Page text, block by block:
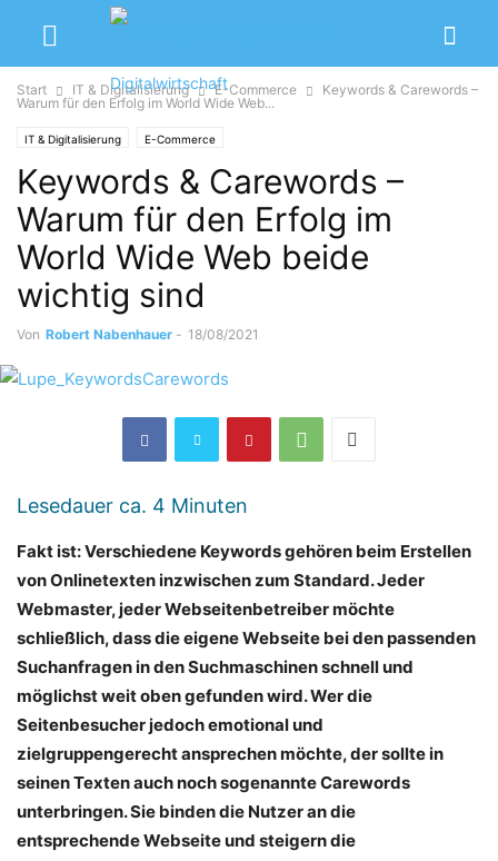
Start IT & Digitalisierung E-Commerce
Keywords & Carewords –
Warum für den Erfolg im World Wide Web...
IT & Digitalisierung E-Commerce
Keywords & Carewords –
Warum für den Erfolg im
World Wide Web beide
wichtig sind
Von Robert Nabenhauer - 18/08/2021
Lesedauer ca. 4 Minuten
Fakt ist: Verschiedene Keywords gehören beim Erstellen
von Onlinetexten inzwischen zum Standard. Jeder
Webmaster, jeder Webseitenbetreiber möchte
schließlich, dass die eigene Webseite bei den passenden
Suchanfragen in den Suchmaschinen schnell und
möglichst weit oben gefunden wird. Wer die
Seitenbesucher jedoch emotional und
zielgruppengerecht ansprechen möchte, der sollte in
seinen Texten auch noch sogenannte Carewords
unterbringen. Sie binden die Nutzer an die
entsprechende Webseite und steigern die